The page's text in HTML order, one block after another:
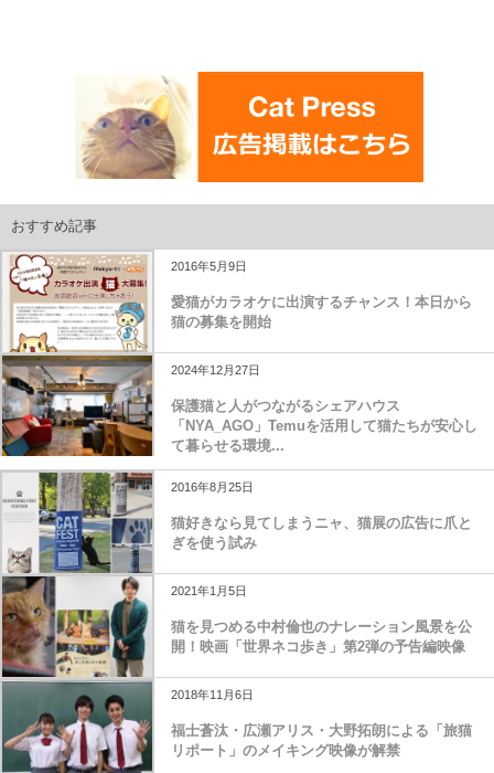
おすすめ記事
2016年5月9日
愛猫がカラオケに出演するチャンス！本日から
猫の募集を開始
2024年12月27日
保護猫と人がつながるシェアハウス
「NYA_AGO」Temuを活用して猫たちが安心し
て暮らせる環境...
2016年8月25日
猫好きなら見てしまうニャ、猫展の広告に爪と
ぎを使う試み
2021年1月5日
猫を見つめる中村倫也のナレーション風景を公
開！映画「世界ネコ歩き」第2弾の予告編映像
2018年11月6日
福士蒼汰・広瀬アリス・大野拓朗による「旅猫
リポート」のメイキング映像が解禁